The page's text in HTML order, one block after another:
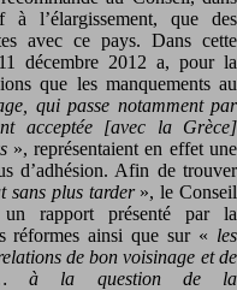
l’élargissement, que des
avec ce pays. Dans cette
décembre 2012 a, pour la
que les manquements au
qui passe notamment par
acceptée [avec la Grèce]
», représentaient en effet une
d’adhésion. Afin de trouver
sans plus tarder », le Conseil
rapport présenté par la
réformes ainsi que sur « les
de bon voisinage et de
à la question de la